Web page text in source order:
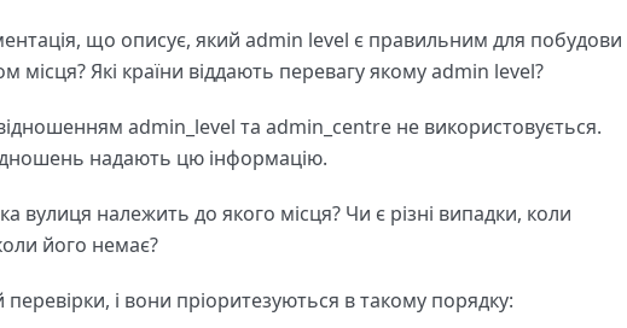
що описує, який admin level є правильним для побудови
місця? Які країни віддають перевагу якому admin level?
admin_level та admin_centre не використовується.
надають цю інформацію.
вулиця належить до якого місця? Чи є різні випадки, коли
його немає?
перевірки, і вони пріоритезуються в такому порядку: